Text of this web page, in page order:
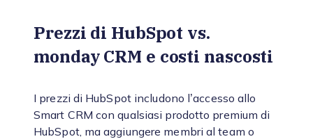
Prezzi di HubSpot vs.
monday CRM e costi nascosti
I prezzi di HubSpot includono l’accesso allo
Smart CRM con qualsiasi prodotto premium di
HubSpot, ma aggiungere membri al team o